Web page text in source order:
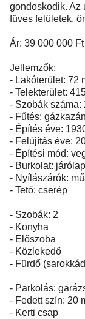
gondoskodik. Az
füves felületek,
Ár: 39 000 000 Ft
Jellemzők:
- Lakóterület: 72
- Telekterület:
- Szobák száma:
- Fűtés:
- Építés éve:
- Felújítás éve:
- Építési mód:
- Burkolat:
- Nyílászárók:
- Tető: cserép
- Szobák: 2
- Konyha
- Előszoba
- Közlekedő
- Fürdő
- Parkolás:
- Fedett szín: 20
- Kerti csap